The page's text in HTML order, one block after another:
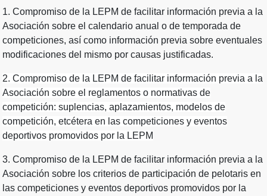
1. Compromiso de la LEPM de facilitar información previa a la
Asociación sobre el calendario anual o de temporada de
competiciones, así como información previa sobre eventuales
modificaciones del mismo por causas justificadas.
2. Compromiso de la LEPM de facilitar información previa a la
Asociación sobre el reglamentos o normativas de
competición: suplencias, aplazamientos, modelos de
competición, etcétera en las competiciones y eventos
deportivos promovidos por la LEPM
3. Compromiso de la LEPM de facilitar información previa a la
Asociación sobre los criterios de participación de pelotaris en
las competiciones y eventos deportivos promovidos por la